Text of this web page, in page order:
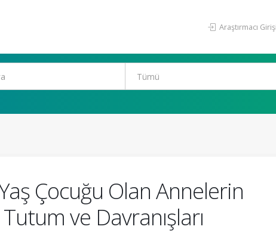
Araştırmacı Girişi
Çocuğu Olan Annelerin
ve Davranışları